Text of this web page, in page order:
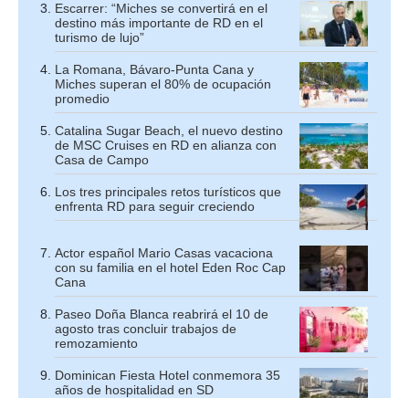
Escarrer: “Miches se convertirá en el
destino más importante de RD en el
turismo de lujo”
La Romana, Bávaro-Punta Cana y
Miches superan el 80% de ocupación
promedio
Catalina Sugar Beach, el nuevo destino
de MSC Cruises en RD en alianza con
Casa de Campo
Los tres principales retos turísticos que
enfrenta RD para seguir creciendo
Actor español Mario Casas vacaciona
con su familia en el hotel Eden Roc Cap
Cana
Paseo Doña Blanca reabrirá el 10 de
agosto tras concluir trabajos de
remozamiento
Dominican Fiesta Hotel conmemora 35
años de hospitalidad en SD